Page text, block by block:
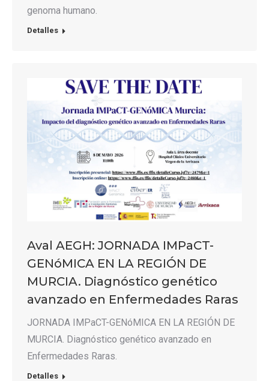
genoma humano.
Detalles
Aval AEGH: JORNADA IMPaCT-
GENóMICA EN LA REGIÓN DE
MURCIA. Diagnóstico genético
avanzado en Enfermedades Raras
JORNADA IMPaCT-GENóMICA EN LA REGIÓN DE
MURCIA. Diagnóstico genético avanzado en
Enfermedades Raras.
Detalles